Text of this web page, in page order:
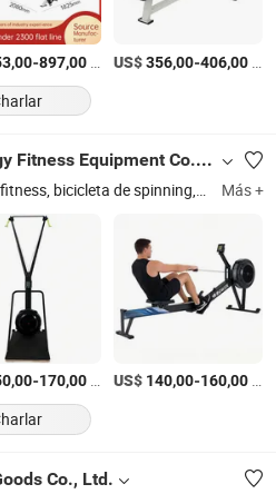
-897,00/PIECE US$356,00-406,00
Shandong Savo Technology Fitness Equipment Co., Ltd.
bicicleta de aire, remo de aire, máquina de aire, cinta de correr, máquina elíptica Más +
-170,00/Pieza US$ 140,00-160,00
Co., Ltd.